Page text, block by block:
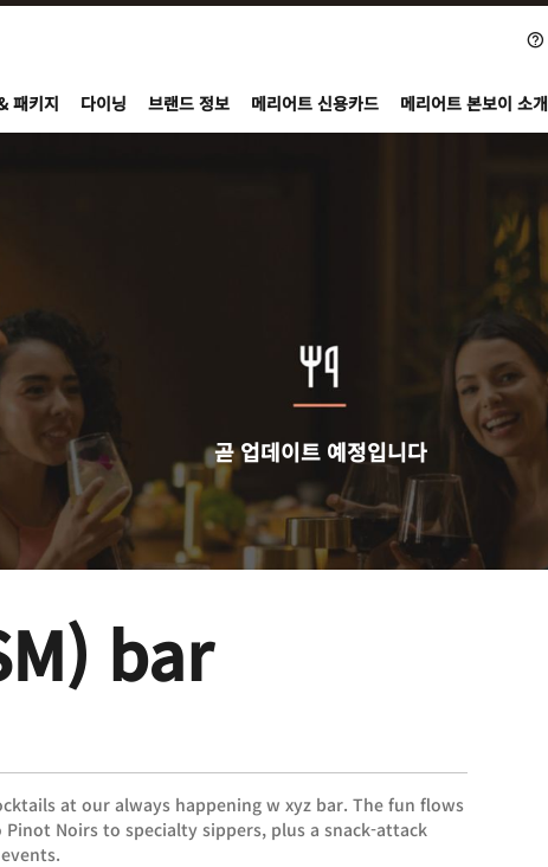
패키지 다이닝 브랜드 정보 메리어트 신용카드 메리어트 본보이 소개
곧 업데이트 예정입니다
bar
at our always happening w xyz bar. The fun flows
Noirs to specialty sippers, plus a snack-attack